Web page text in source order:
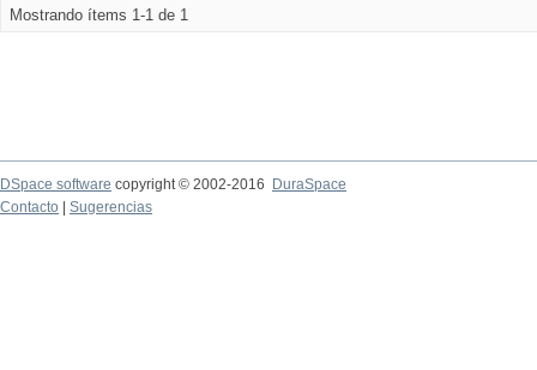
Mostrando ítems 1-1 de 1
DSpace software copyright © 2002-2016
DuraSpace
Contacto
Sugerencias